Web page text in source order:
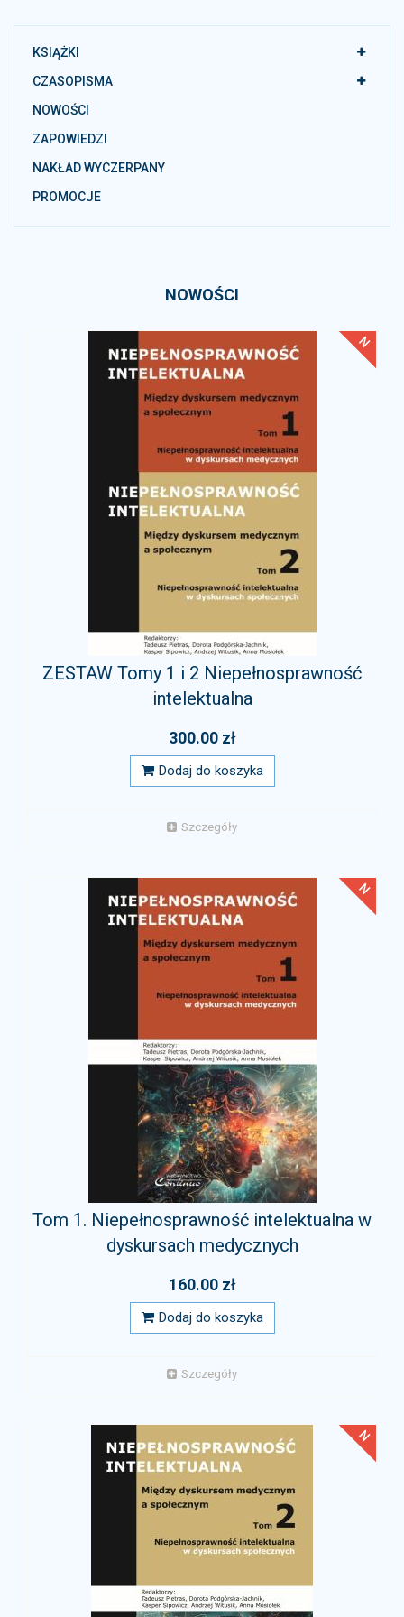
KSIĄŻKI
CZASOPISMA
NOWOŚCI
ZAPOWIEDZI
NAKŁAD WYCZERPANY
PROMOCJE
NOWOŚCI
ZESTAW Tomy 1 i 2 Niepełnosprawność
intelektualna
300.00 zł
Dodaj do koszyka
Szczegóły
Tom 1. Niepełnosprawność intelektualna w
dyskursach medycznych
160.00 zł
Dodaj do koszyka
Szczegóły